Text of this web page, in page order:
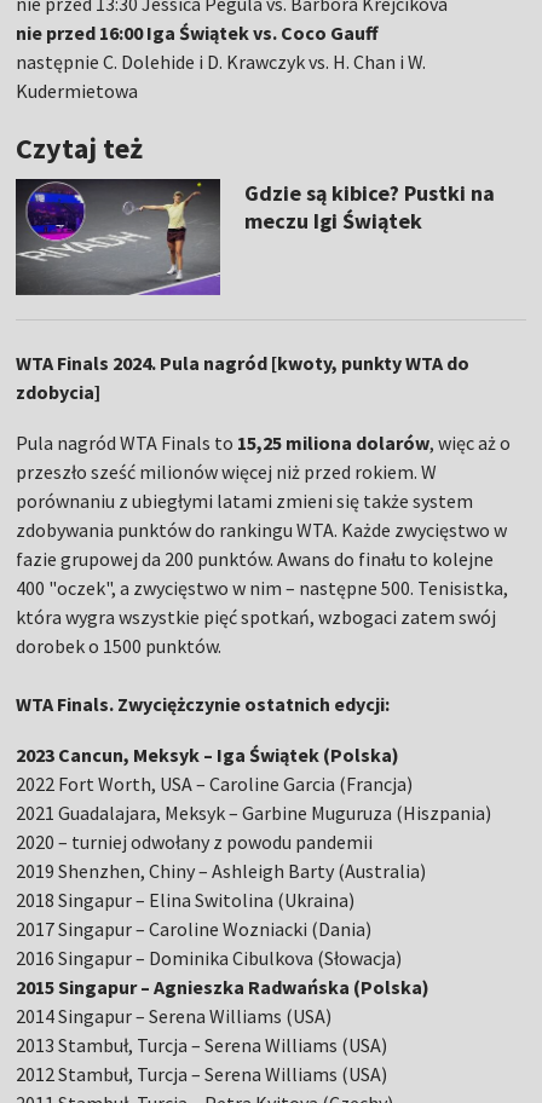
nie przed 16:00 Iga Świątek vs. Coco Gauff
następnie C. Dolehide i D. Krawczyk vs. H. Chan i W.
Kudermietowa
Czytaj też
Gdzie są kibice? Pustki na
meczu Igi Świątek
WTA Finals 2024. Pula nagród [kwoty, punkty WTA do
zdobycia]
Pula nagród WTA Finals to 15,25 miliona dolarów, więc aż o
przeszło sześć milionów więcej niż przed rokiem. W
porównaniu z ubiegłymi latami zmieni się także system
zdobywania punktów do rankingu WTA. Każde zwycięstwo w
fazie grupowej da 200 punktów. Awans do finału to kolejne
400 "oczek", a zwycięstwo w nim – następne 500. Tenisistka,
która wygra wszystkie pięć spotkań, wzbogaci zatem swój
dorobek o 1500 punktów.
WTA Finals. Zwyciężczynie ostatnich edycji:
2023 Cancun, Meksyk – Iga Świątek (Polska)
2022 Fort Worth, USA – Caroline Garcia (Francja)
2021 Guadalajara, Meksyk – Garbine Muguruza (Hiszpania)
2020 – turniej odwołany z powodu pandemii
2019 Shenzhen, Chiny – Ashleigh Barty (Australia)
2018 Singapur – Elina Switolina (Ukraina)
2017 Singapur – Caroline Wozniacki (Dania)
2016 Singapur – Dominika Cibulkova (Słowacja)
2015 Singapur – Agnieszka Radwańska (Polska)
2014 Singapur – Serena Williams (USA)
2013 Stambuł, Turcja – Serena Williams (USA)
2012 Stambuł, Turcja – Serena Williams (USA)